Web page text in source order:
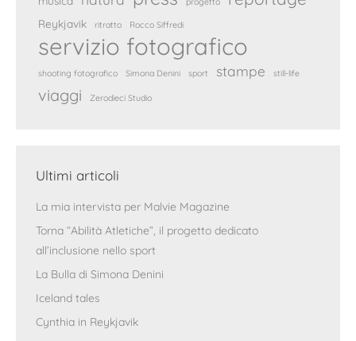
Reykjavik ritratto Rocco Siffredi
servizio fotografico
shooting fotografico Simona Denini sport stampe still-life
viaggi Zerodieci Studio
Ultimi articoli
La mia intervista per Malvie Magazine
Torna “Abilità Atletiche”, il progetto dedicato
all’inclusione nello sport
La Bulla di Simona Denini
Iceland tales
Cynthia in Reykjavik